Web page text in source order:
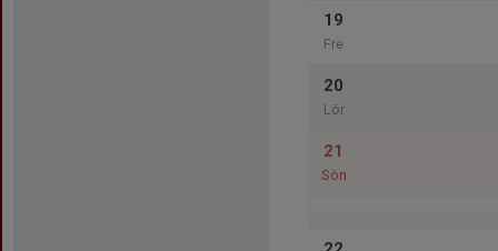
19
Fre
20
Lör
21
Sön